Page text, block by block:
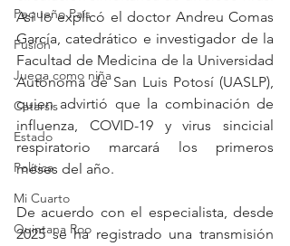
Pequeño País
Fusión
Juega como niña
Catarsis
Estado
Política
Mi Cuarto
Quintana Roo
Así lo explicó el doctor Andreu Comas
García, catedrático e investigador de la
Facultad de Medicina de la Universidad
Autónoma de San Luis Potosí (UASLP),
quien advirtió que la combinación de
influenza, COVID-19 y virus sincicial
respiratorio marcará los primeros
meses del año.
De acuerdo con el especialista, desde
2025 se ha registrado una transmisión